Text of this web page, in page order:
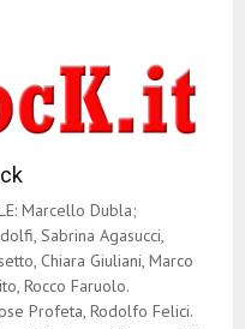
Marcello Dubla;
Sabrina Agasucci,
Chiara Giuliani, Marco
Rocco Faruolo.
Profeta, Rodolfo Felici.